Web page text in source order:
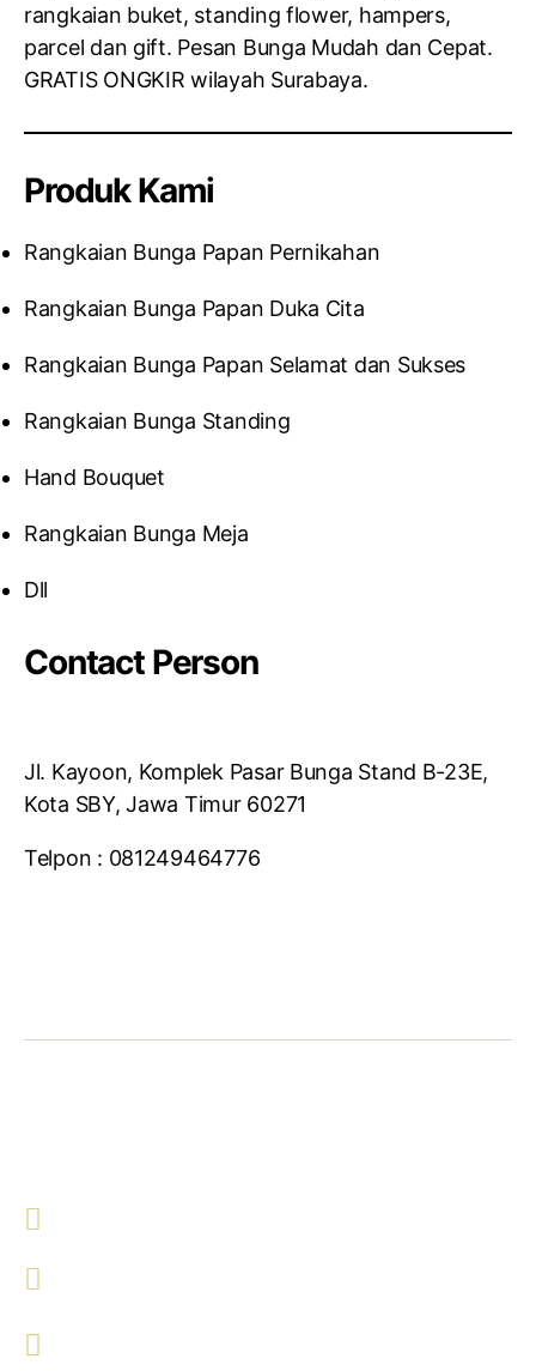
rangkaian buket, standing flower, hampers,
parcel dan gift. Pesan Bunga Mudah dan Cepat.
GRATIS ONGKIR wilayah Surabaya.
Produk Kami
Rangkaian Bunga Papan Pernikahan
Rangkaian Bunga Papan Duka Cita
Rangkaian Bunga Papan Selamat dan Sukses
Rangkaian Bunga Standing
Hand Bouquet
Rangkaian Bunga Meja
Dll
Contact Person
Jl. Kayoon, Komplek Pasar Bunga Stand B-23E,
Kota SBY, Jawa Timur 60271
Telpon : 081249464776